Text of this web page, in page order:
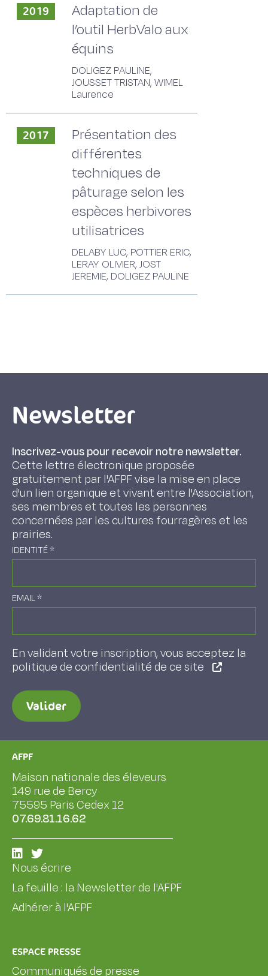
2019
Adaptation de
l’outil HerbValo aux
équins
DOLIGEZ PAULINE,
JOUSSET TRISTAN, WIMEL
Laurence
2017
Présentation des
différentes
techniques de
pâturage selon les
espèces herbivores
utilisatrices
DELABY LUC, POTTIER ERIC,
LERAY OLIVIER, JOST
JEREMIE, DOLIGEZ PAULINE
Newsletter
Inscrivez-vous pour recevoir notre newsletter.
Cette lettre électronique proposée
gratuitement par l'AFPF vise la mise en place
d'un lien organique et vivant entre l'Association,
ses membres et toutes les personnes
concernées par les cultures fourragères et les
prairies.
IDENTITÉ*
EMAIL*
En validant votre inscription, vous acceptez la
politique de confidentialité de ce site
Valider
AFPF
Maison nationale des éleveurs
149 rue de Bercy
75595 Paris Cedex 12
07.69.81.16.62
Nous écrire
La feuille : la Newsletter de l'AFPF
Adhérer à l'AFPF
ESPACE PRESSE
Communiqués de presse